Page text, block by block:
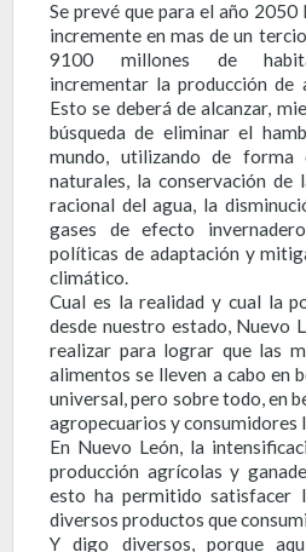
Se prevé que para el año
incremente en mas de un
9100 millones de
incrementar la producción de
Esto se deberá de alcanzar,
búsqueda de eliminar el
mundo, utilizando de forma
naturales, la conservación de
racional del agua, la
gases de efecto
políticas de adaptación y
climático.
Cual es la realidad y cual la
desde nuestro estado, Nuevo
realizar para lograr que las
alimentos se lleven a cabo en
universal, pero sobre todo, en
agropecuarios y consumidores
En Nuevo León, la
producción agrícolas y
esto ha permitido satisfacer
diversos productos que
Y digo diversos, porque